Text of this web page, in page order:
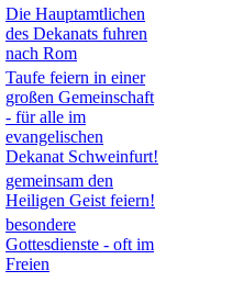
Die Hauptamtlichen
des Dekanats fuhren
nach Rom
Taufe feiern in einer
großen Gemeinschaft
- für alle im
evangelischen
Dekanat Schweinfurt!
gemeinsam den
Heiligen Geist feiern!
besondere
Gottesdienste - oft im
Freien